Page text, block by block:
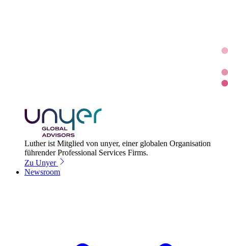
Luther ist Mitglied von unyer, einer globalen Organisation
führender Professional Services Firms.
Zu Unyer
Newsroom